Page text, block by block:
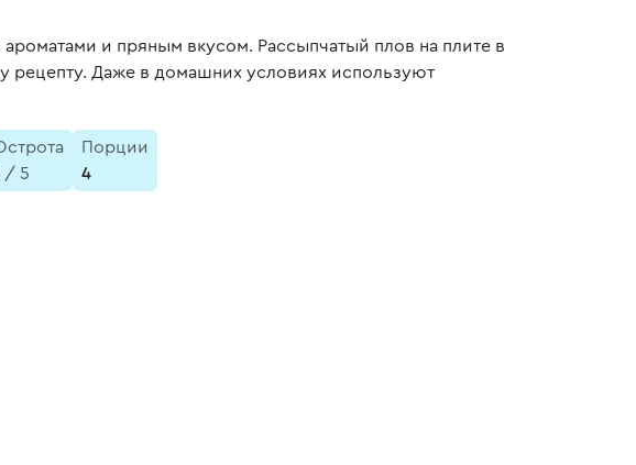
и пряным вкусом. Рассыпчатый плов на плите в
рецепту. Даже в домашних условиях используют
/ 5
Порции
4